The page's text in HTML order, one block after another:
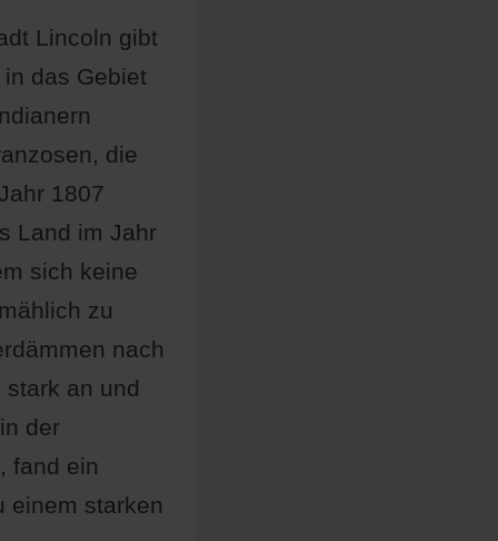
Lincoln gibt
das Gebiet
die
1807
Land im Jahr
sich keine
zu
nach
an und
der
fand ein
einem starken